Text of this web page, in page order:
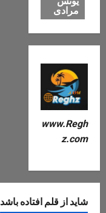
مرادی
www.Regh
z.com
شاید از قلم افتاده باشد